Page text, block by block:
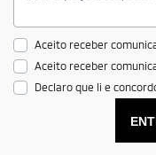
Aceito receber
Aceito receber
Declaro que li e